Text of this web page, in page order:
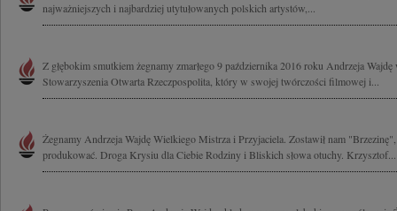
najważniejszych i najbardziej utytułowanych polskich artystów,...
Z głębokim smutkiem żegnamy zmarłego 9 października 2016 roku Andrzeja Wajdę
Stowarzyszenia Otwarta Rzeczpospolita, który w swojej twórczości filmowej i...
Żegnamy Andrzeja Wajdę Wielkiego Mistrza i Przyjaciela. Zostawił nam
produkować. Droga Krysiu dla Ciebie Rodziny i Bliskich słowa otuchy. Krzysztof...